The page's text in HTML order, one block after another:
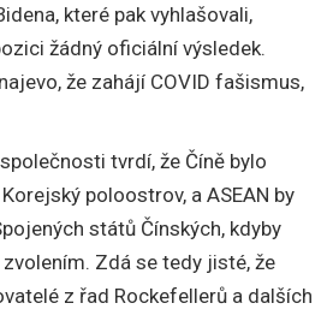
které pak vyhlašovali,
žádný oficiální výsledek.
že zahájí COVID fašismus,
tvrdí, že Číně bylo
poloostrov, a ASEAN by
států Čínských, kdyby
Zdá se tedy jisté, že
z řad Rockefellerů a dalších